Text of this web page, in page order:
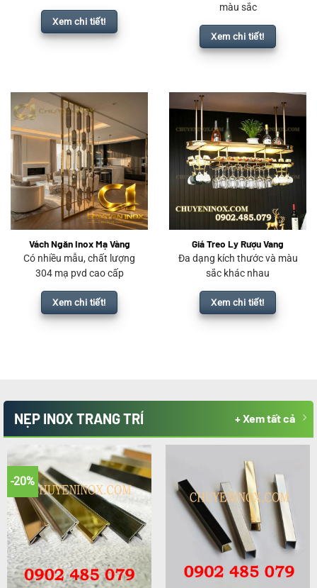
Xem chi tiết!
màu sắc
Xem chi tiết!
Vách Ngăn Inox Mạ Vàng
Có nhiều mẫu, chất lượng
304 mạ pvd cao cấp
Xem chi tiết!
Giá Treo Ly Rượu Vang
Đa dạng kích thước và màu
sắc khác nhau
Xem chi tiết!
NẸP INOX TRANG TRÍ + Xem tất cả
-20%